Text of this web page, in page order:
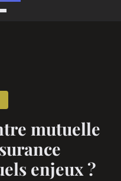
mutuelle
enjeux ?